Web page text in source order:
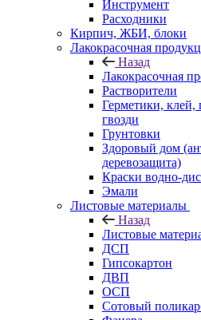
Инструмент
Расходники
Кирпич, ЖБИ, блоки
Лакокрасочная
Назад
Лакокрасочная
Растворители
Герметики,
гвозди
Грунтовки
Здоровый дом
деревозащита)
Краски водно-
Эмали
Листовые материалы
Назад
Листовые
ДСП
Гипсокартон
ДВП
ОСП
Сотовый